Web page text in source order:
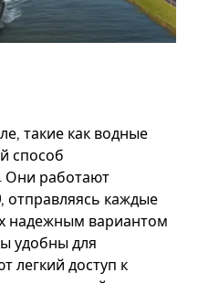
такие как водные
способ
Они работают
отправляясь каждые
надежным вариантом
удобны для
легкий доступ к